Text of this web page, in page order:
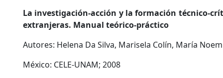
La investigación-acción y la formación técnico-
extranjeras. Manual teórico-práctico
Autores: Helena Da Silva, Marisela Colín, María
México: CELE-UNAM; 2008